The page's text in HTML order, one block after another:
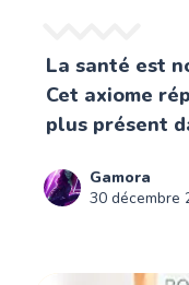
La santé est
Cet axiome
plus présent
Gamora
30 décembre